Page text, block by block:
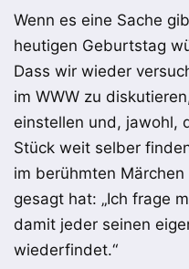
Wenn es eine Sache
heutigen Geburtstag
Dass wir wieder
im WWW zu
einstellen und, jawohl,
Stück weit selber
im berühmten
gesagt hat: „Ich frage
damit jeder seinen
wiederfindet.“